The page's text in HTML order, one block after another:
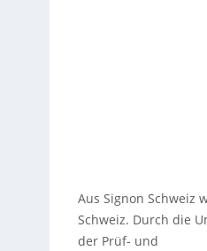
Aus Signon Schweiz
Schweiz. Durch die
der Prüf- und